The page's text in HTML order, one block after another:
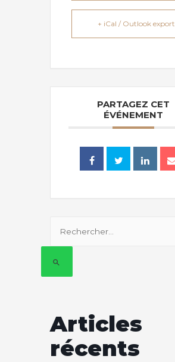
+ iCal / Outlook export
PARTAGEZ CET
ÉVÉNEMENT
Articles
récents